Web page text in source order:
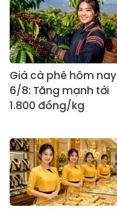
Giá cà phê hôm nay
6/8: Tăng mạnh tới
1.800 đồng/kg